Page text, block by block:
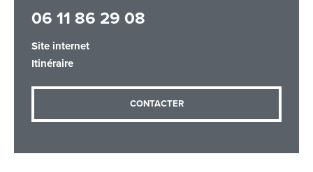
06 11 86 29 08
Site internet
Itinéraire
CONTACTER